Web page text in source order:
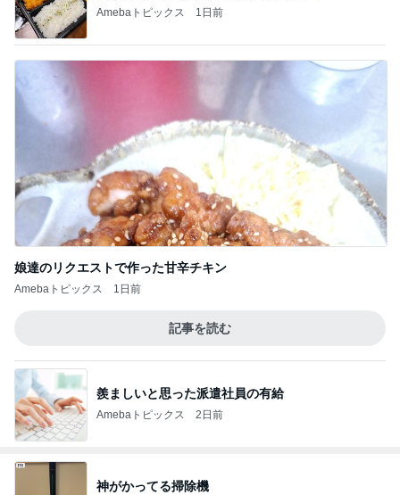
Amebaトピックス 1日前
娘達のリクエストで作った甘辛チキン
Amebaトピックス 1日前
記事を読む
羨ましいと思った派遣社員の有給
Amebaトピックス 2日前
神がかってる掃除機